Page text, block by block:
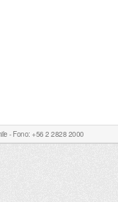
- Fono: +56 2 2828 2000